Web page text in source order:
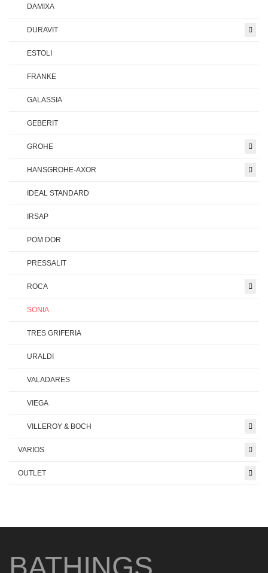
DAMIXA
DURAVIT
ESTOLI
FRANKE
GALASSIA
GEBERIT
GROHE
HANSGROHE-AXOR
IDEAL STANDARD
IRSAP
POM DOR
PRESSALIT
ROCA
SONIA
TRES GRIFERIA
URALDI
VALADARES
VIEGA
VILLEROY & BOCH
VARIOS
OUTLET